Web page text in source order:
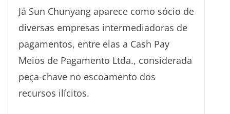
Já Sun Chunyang aparece como sócio de
diversas empresas intermediadoras de
pagamentos, entre elas a Cash Pay
Meios de Pagamento Ltda., considerada
peça-chave no escoamento dos
recursos ilícitos.